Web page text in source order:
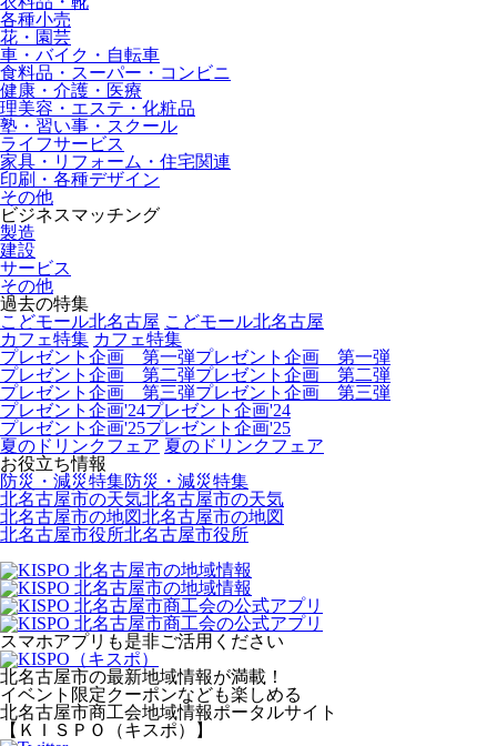
各種小売
花・園芸
車・バイク・自転車
食料品・スーパー・コンビニ
健康・介護・医療
理美容・エステ・化粧品
塾・習い事・スクール
ライフサービス
家具・リフォーム・住宅関連
印刷・各種デザイン
その他
ビジネスマッチング
製造
建設
サービス
その他
過去の特集
こどモール北名古屋 こどモール北名古屋
カフェ特集 カフェ特集
プレゼント企画 第一弾プレゼント企画 第一弾
プレゼント企画 第二弾プレゼント企画 第二弾
プレゼント企画 第三弾プレゼント企画 第三弾
プレゼント企画'24プレゼント企画'24
プレゼント企画'25プレゼント企画'25
夏のドリンクフェア 夏のドリンクフェア
お役立ち情報
防災・減災特集防災・減災特集
北名古屋市の天気北名古屋市の天気
北名古屋市の地図北名古屋市の地図
北名古屋市役所北名古屋市役所
スマホアプリも是非ご活用ください
北名古屋市の最新地域情報が満載！
イベント限定クーポンなども楽しめる
北名古屋市商工会地域情報ポータルサイト
【ＫＩＳＰＯ（キスポ）】